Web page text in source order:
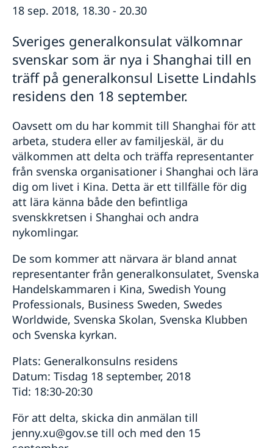
Provisoriskt pass
Samordningsnummer
Competent Swedish Authority to issue Apostille
Äktenskapscertifikat
Förnya svenskt körkort
Avgifter
Lediga tjänster
Kontakt och öppettider
Vi är en resurs för svenska företag
Team Sweden
Så kan du få stöd
Svenska företag i Kina
Anmäl handelshinder
18 sep. 2018, 18.30 - 20.30
Sveriges generalkonsulat välkomnar
svenskar som är nya i Shanghai till en
träff på generalkonsul Lisette Lindahls
residens den 18 september.
Oavsett om du har kommit till Shanghai för att
arbeta, studera eller av familjeskäl, är du
välkommen att delta och träffa representanter
från svenska organisationer i Shanghai och lära
dig om livet i Kina. Detta är ett tillfälle för dig
att lära känna både den befintliga
svenskkretsen i Shanghai och andra
nykomlingar.
De som kommer att närvara är bland annat
representanter från generalkonsulatet, Svenska
Handelskammaren i Kina, Swedish Young
Professionals, Business Sweden, Swedes
Worldwide, Svenska Skolan, Svenska Klubben
och Svenska kyrkan.
Plats: Generalkonsulns residens
Datum: Tisdag 18 september, 2018
Tid: 18:30-20:30
För att delta, skicka din anmälan till
jenny.xu@gov.se till och med den 15